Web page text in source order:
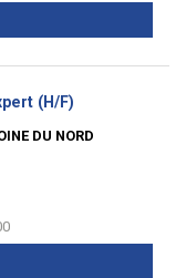
(H/F)
DU NORD